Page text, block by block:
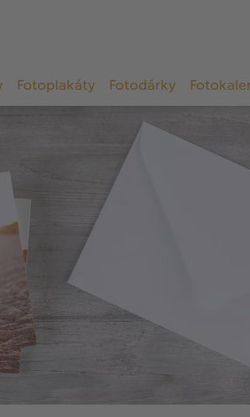
Fotoplakáty Fotodárky